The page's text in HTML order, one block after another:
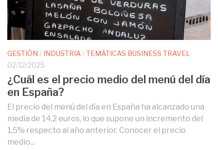
GESTIÓN / INDUSTRIA /TEMÁTICAS BUSINESS TRAVEL
02/12/2025
¿Cuál es el precio medio del menú del día
en España?
El precio del menú del día en España ha alcanzado una
media de 14,2 euros, lo que supone un incremento del
1,5% respecto al año anterior. Conocer el precio
medio...